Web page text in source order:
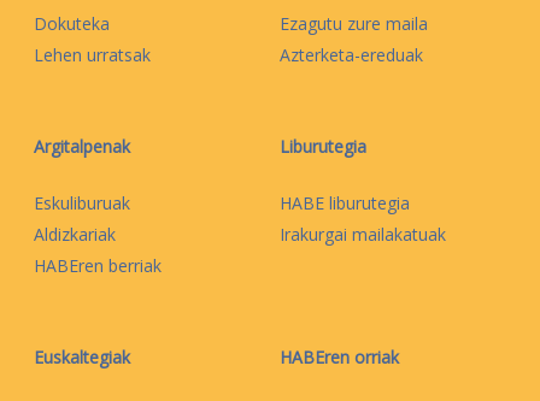
Dokuteka
Lehen urratsak
Ezagutu zure maila
Azterketa-ereduak
Argitalpenak
Eskuliburuak
Aldizkariak
HABEren berriak
Liburutegia
HABE liburutegia
Irakurgai mailakatuak
Euskaltegiak HABEren orriak